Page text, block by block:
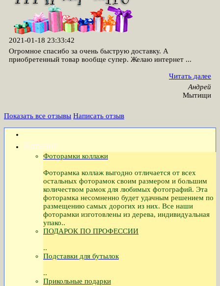
2021-01-18 23:33:42
Огромное спасибо за очень быструю доставку. А
приобретенный товар вообще супер. Желаю интернет ...
Читать далее
Андрей
Мытищи
Показать все отзывы Написать отзыв
Каталог
Фоторамки коллажи
Фоторамка коллаж выгодно отличается от всех
остальных фоторамок своим размером и большим
количеством рамок для любимых фотографий. Эта
фоторамка несомненно будет удачным решением по
размещению самых дорогих из них. Все наши
фоторамки изготовлены из дерева, индивидуальная
упако..
ПОДАРОК ПО ПРОФЕССИИ
..
Подставки для бутылок
..
Прикольные подарки